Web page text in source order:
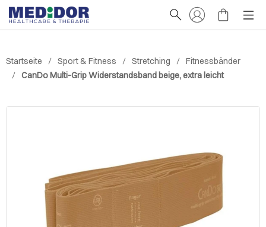
Startseite Sport & Fitness Stretching
Fitnessbänder
CanDo Multi-Grip Widerstandsband beige, extra leicht